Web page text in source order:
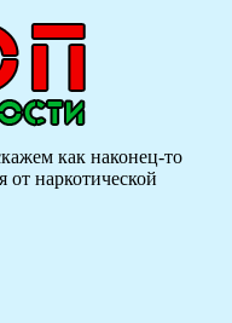
как наконец-то
от наркотической